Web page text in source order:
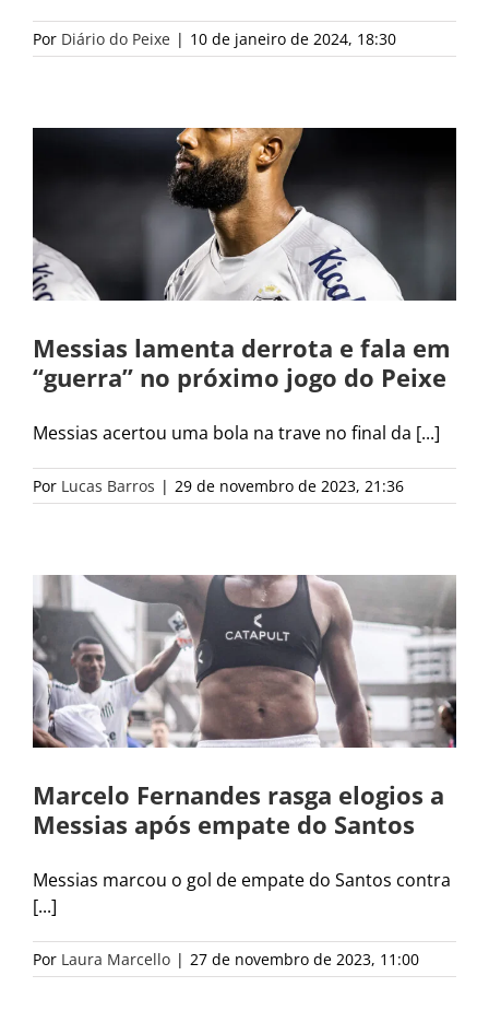
Por Diário do Peixe | 10 de janeiro de 2024, 18:30
Messias lamenta derrota e fala em
“guerra” no próximo jogo do Peixe
Messias acertou uma bola na trave no final da [...]
Por Lucas Barros | 29 de novembro de 2023, 21:36
Marcelo Fernandes rasga elogios a
Messias após empate do Santos
Messias marcou o gol de empate do Santos contra
[...]
Por Laura Marcello | 27 de novembro de 2023, 11:00